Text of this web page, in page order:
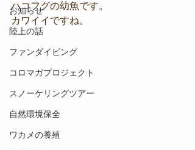
お知らせ
陸上の話
ファンダイビング
コロマガプロジェクト
スノーケリングツアー
自然環境保全
ワカメの養殖
ハコフグの幼魚です。
カワイイですね。